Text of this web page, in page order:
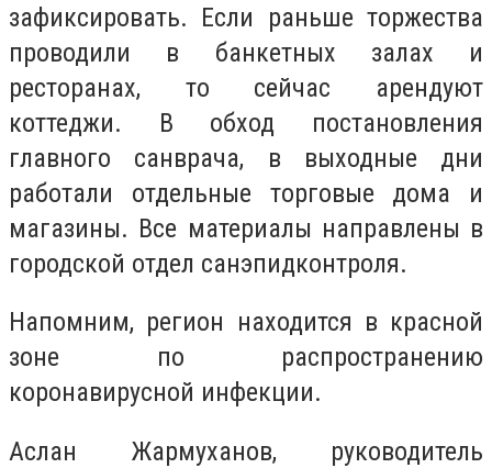
зафиксировать. Если раньше торжества
проводили в банкетных залах и
ресторанах, то сейчас арендуют
коттеджи. В обход постановления
главного санврача, в выходные дни
работали отдельные торговые дома и
магазины. Все материалы направлены в
городской отдел санэпидконтроля.
Напомним, регион находится в красной
зоне по распространению
коронавирусной инфекции.
Аслан Жармуханов, руководитель